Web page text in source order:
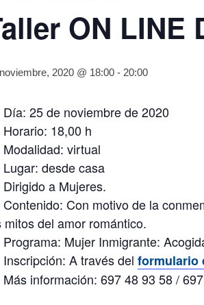
ON
2020 @ 18:00 - 20:00
Día: 25 de noviembre de 2020
Horario: 18,00 h
Modalidad: virtual
Lugar: desde casa
Dirigido a Mujeres.
Contenido: Con motivo de la
mitos del amor romántico.
Programa: Mujer Inmigrante:
Inscripción: A través del formulario
Más información: 697 48 93 58 /